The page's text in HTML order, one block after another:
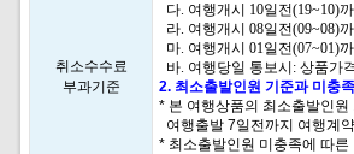
취소수수료
부과기준
다. 여행개시 10일전(19~10)
라. 여행개시 08일전(09~08)
마. 여행개시 01일전(07~01)
바. 여행당일 통보시: 상품가
2. 최소출발인원 기준과 미충
* 본 여행상품의 최소출발인
여행출발 7일전까지 여행계
* 최소출발인원 미충족에 따